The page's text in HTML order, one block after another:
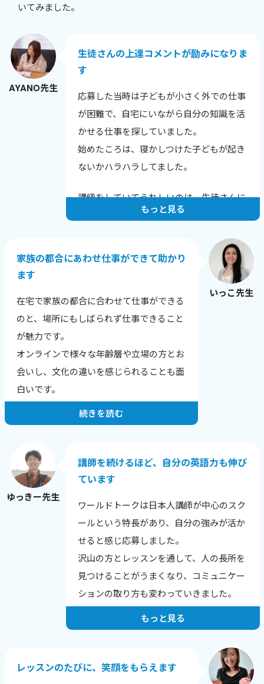
いてみました。
AYANO先生
生徒さんの上達コメントが励みになりま
す
応募した当時は子どもが小さく外での仕事
が困難で、自宅にいながら自分の知識を活
かせる仕事を探していました。
始めたころは、寝かしつけた子どもが起き
ないかハラハラしてました。
講師をしていてうれしいのは、生徒さんに
上達のコメントをいただいたときです。
「発音が上達し英語が聞きやすくなった
と、他の英会話スクールでほめられまし
た！」
「長文読解の秘伝ルールを伝授いただいた
「全く文章の組み立てが苦手だったのです
が、自分でもちゃんと文章を作れるように
もっと見る
いっこ先生
家族の都合にあわせ仕事ができて助かり
ます
在宅で家族の都合に合わせて仕事ができる
のと、場所にもしばられず仕事できること
が魅力です。
オンラインで様々な年齢層や立場の方とお
会いし、文化の違いを感じられることも面
白いです。
お一人・お一人の希望や目標にあったレッ
す。
生徒さんの性格や興味のあること、英語に
興味を持った理由から、その日の調子ま
で、相手を知ることを心がけています。
英語に自信をなくした生徒さんが、レッス
ン後に安心される様子を見せてくれたり、
自分の言いたい事を英語で表現できてうれ
しいなどの、喜びの報告を受けた時にとて
もやりがいを感じます。
続きを読む
ゆっきー先生
講師を続けるほど、自分の英語力も伸び
ています
ワールドトークは日本人講師が中心のスク
ールという特長があり、自分の強みが活か
せると感じ応募しました。
沢山の方とレッスンを通して、人の長所を
見つけることがうまくなり、コミュニケー
ションの取り方も変わっていきました。
人は自分の短所にはよく気がつきますが、
レッスンでは生徒さん本人が気づいていな
い長所や成長のポイントを積極的に伝えて
もっと見る
レッスンのたびに、笑顔をもらえます